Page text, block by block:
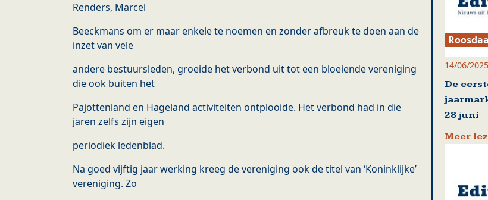
Renders, Marcel
Beeckmans om er maar enkele te noemen en zonder afbreuk te doen aan de
inzet van vele
andere bestuursleden, groeide het verbond uit tot een bloeiende vereniging
die ook buiten het
Pajottenland en Hageland activiteiten ontplooide. Het verbond had in die
jaren zelfs zijn eigen
periodiek ledenblad.
Na goed vijftig jaar werking kreeg de vereniging ook de titel van ‘Koninklijke’
vereniging. Zo
14/06/
De
28 juni
Meer